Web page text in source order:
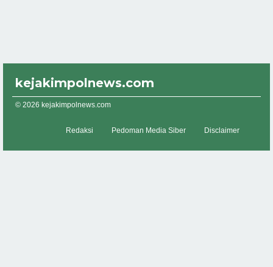
kejakimpolnews.com
© 2026 kejakimpolnews.com
Redaksi Pedoman Media Siber Disclaimer